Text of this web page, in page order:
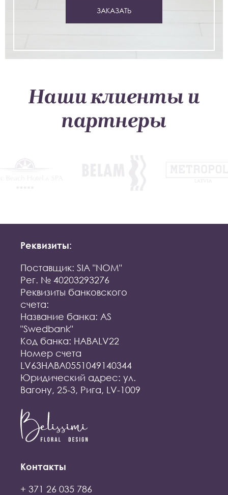
ЗАКАЗАТЬ
Наши клиенты и
партнеры
Реквизиты:
Поставщик: SIA "NOM"
Рег. № 40203293276
Реквизиты банковского
счета:
Название банка: AS
"Swedbank"
Код банка: HABALV22
Номер счета
LV63HABA0551049140344
Юридический адрес: ул.
Вагону, 25-3, Рига, LV-1009
Контакты
+ 371 26 035 786